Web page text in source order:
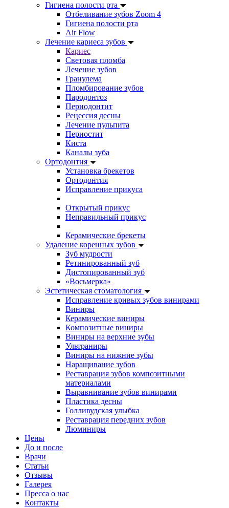
Гигиена полости рта
Отбеливание зубов Zoom 4
Гигиена полости рта
Air Flow
Лечение кариеса зубов
Кариес
Световая пломба
Лечение зубов
Гранулема
Пломбирование зубов
Пародонтоз
Периодонтит
Рецессия десны
Лечение пульпита
Периостит
Киста
Каналы зуба
Ортодонтия
Установка брекетов
Ортодонтия
Исправление прикуса
Открытый прикус
Неправильный прикус
Керамические брекеты
Удаление коренных зубов
Зуб мудрости
Ретинированный зуб
Дистопированный зуб
«Восьмерка»
Эстетическая стоматология
Исправление кривых зубов винирами
Виниры
Керамические виниры
Композитные виниры
Виниры на верхние зубы
Ультраниры
Виниры на нижние зубы
Наращивание зубов
Реставрация зубов композитными
материалами
Выравнивание зубов винирами
Пластика десны
Голливудская улыбка
Реставрация передних зубов
Люминиры
Цены
До и после
Врачи
Статьи
Отзывы
Галерея
Пресса о нас
Контакты